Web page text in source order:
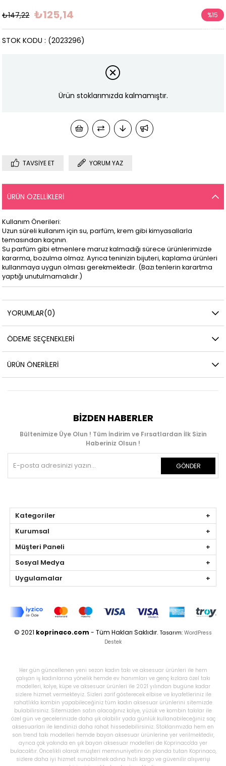
₺147,22 ₺125,14 %15
İndirim
(2023296)
STOK KODU
Ürün stoklarımızda kalmamıştır.
TAVSIYE ET YORUM YAZ
ÜRÜN ÖZELLIKLERI
Kullanım Önerileri:
Uzun süreli kullanım için su, parfüm, krem gibi kimyasallarla
temasından kaçının.
Su parfüm gibi etmenlere maruz kalmadığı sürece ürünlerimizde
kararma, bozulma olmaz. Ayrıca teninizin bijuteri, kaplama ürünleri
kullanmaya uygun olması gerekmektedir. (Bazı tenlerin karartma
yaptığı unutulmamalıdır.)
YORUMLAR(0)
ÖDEME SEÇENEKLERI
ÜRÜN ÖNERILERI
BIZDEN HABERLER
Bültenimize Üye Olun ! Tüm İndirim ve Fırsatlardan İlk Sizin
Haberiniz Olsun !
GÖNDER
Kategoriler
Kurumsal
Müşteri Paneli
Sosyal Medya
Uygulamalar
© 2021 koprinaco.com - Tüm Hakları Saklıdır. Tasarım: WordPress
Destek
Her gün güncellenen yeni sezon kadın takı ve aksesuar ürünleri ile hem
çalışan iş kadınlarına yönelik hemde ev hanımları ve genç kızlara özel takı
modelleri, kolye, küpe ve aksesuar ürünleri ile 2021 yılından bugüne kadar
sizlere hizmet vermekteyiz. Sizleri zarif gösterecek elbise ve kıyafetleriniz ile
rahatlıkla kombin yapabileceğiniz tüm kadın aksesuar ürünlerini sitemizde
bulabilirsiniz. Sitemizden satın alacağınız kolye, yüzük ve kombin takılar ile
özel gün ve gecelerinizde daha şık olabilir yada günlük kullanabileceğiniz saç
aksesuarları ile kendinizi daha rahat hissedebilirsiniz. Stoklarımızda hem en
son trend takı modelleri hemde bayan aksesuar ürünlerine yer verilmektedir,
ayrıca çok yakında en şık bayan aksesuar modelleri de Koprinaco'da yer
bulacaktır. Öncelikli olarak müşteri memnuniyetini ön planda tutan Koprinaco,
sizlere daha iyi hizmet sunabilmek adına hızlı kargo ve güvenilir alışverişi